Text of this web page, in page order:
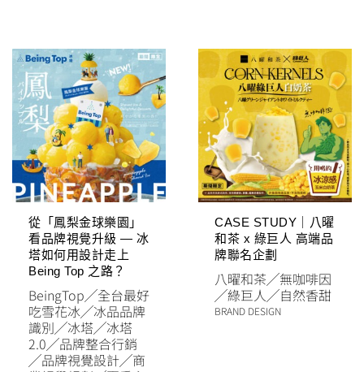
從「鳳梨金球樂園」
看品牌視覺升級 — 冰
塔如何用設計走上
Being Top 之路？
BeingTop╱全台最好
吃雪花冰╱冰品品牌
識別╱冰塔╱冰塔
2.0╱品牌整合行銷
╱品牌視覺設計╱商
CASE STUDY｜八曜
和茶 x 綠巨人 高端品
牌聯名企劃
八曜和茶╱無咖啡因
╱綠巨人╱自然香甜
BRAND DESIGN